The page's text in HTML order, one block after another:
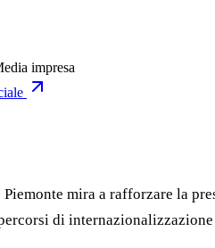
impresa
Piemonte mira a rafforzare la
di